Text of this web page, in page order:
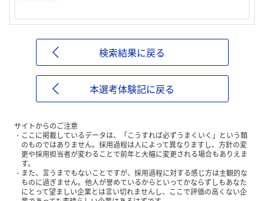
検索結果に戻る
本選考体験記に戻る
サイトからのご注意
ここに掲載しているデータは、「こうすれば必ずうまくいく」という類
のものではありません。採用過程は人によって異なりますし、方針の変
更や採用担当者が変わることで前年と大幅に変更される場合もありえま
す。
また、言うまでもないことですが、採用過程に対する感じ方は主観的な
ものに過ぎません。他人が誉めているからといってかならずしもあなた
にとって望ましい企業とは言い切れませんし、ここで評価の高くない企